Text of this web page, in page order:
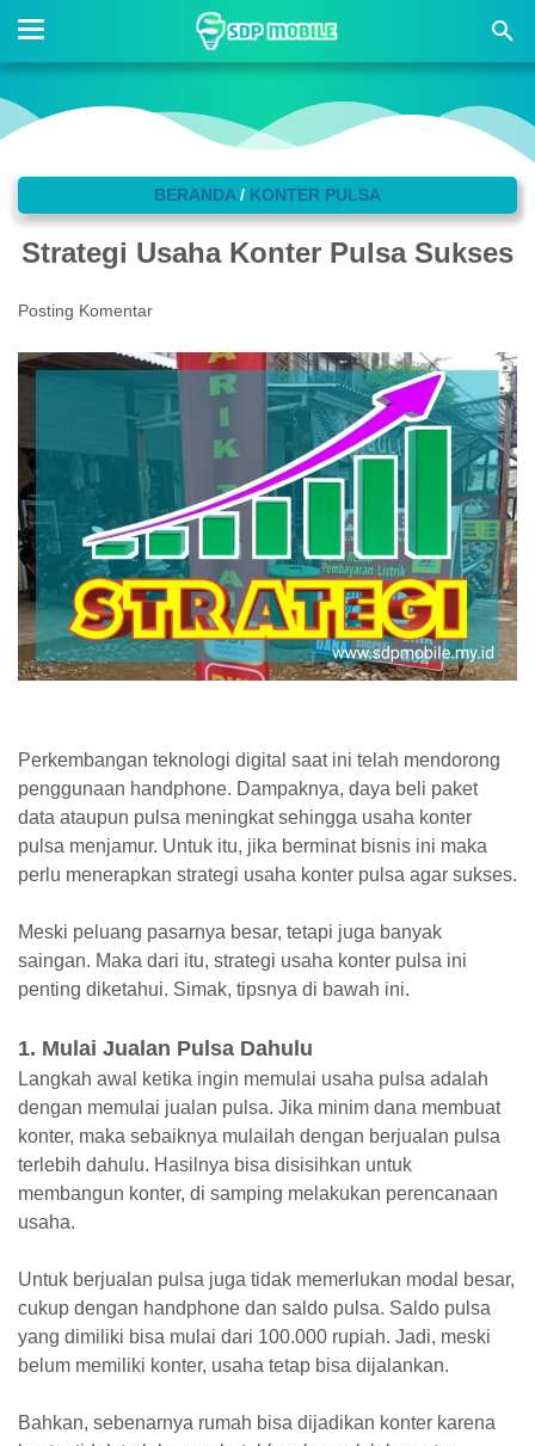
BERANDA / KONTER PULSA
Strategi Usaha Konter Pulsa Sukses
Posting Komentar
Perkembangan teknologi digital saat ini telah mendorong
penggunaan handphone. Dampaknya, daya beli paket
data ataupun pulsa meningkat sehingga usaha konter
pulsa menjamur. Untuk itu, jika berminat bisnis ini maka
perlu menerapkan strategi usaha konter pulsa agar sukses.
Meski peluang pasarnya besar, tetapi juga banyak
saingan. Maka dari itu, strategi usaha konter pulsa ini
penting diketahui. Simak, tipsnya di bawah ini.
1. Mulai Jualan Pulsa Dahulu
Langkah awal ketika ingin memulai usaha pulsa adalah
dengan memulai jualan pulsa. Jika minim dana membuat
konter, maka sebaiknya mulailah dengan berjualan pulsa
terlebih dahulu. Hasilnya bisa disisihkan untuk
membangun konter, di samping melakukan perencanaan
usaha.
Untuk berjualan pulsa juga tidak memerlukan modal besar,
cukup dengan handphone dan saldo pulsa. Saldo pulsa
yang dimiliki bisa mulai dari 100.000 rupiah. Jadi, meski
belum memiliki konter, usaha tetap bisa dijalankan.
Bahkan, sebenarnya rumah bisa dijadikan konter karena